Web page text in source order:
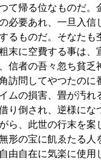
て帰る位なものだ
必要あれ、一旦入
るものだ。そなた
末に空費する事は
信者の吾々忽ち貧
問してやつたのに
ムの損害、畳が汚
り倒され、逆様に
ら、此世の行末を
形の宝に飢ゑたる
由自在に気楽に使